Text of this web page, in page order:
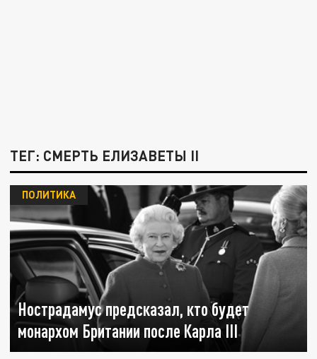
ТЕГ: СМЕРТЬ ЕЛИЗАВЕТЫ II
Нострадамус предсказал, кто будет
монархом Британии после Карла III
ПОЛИТИКА